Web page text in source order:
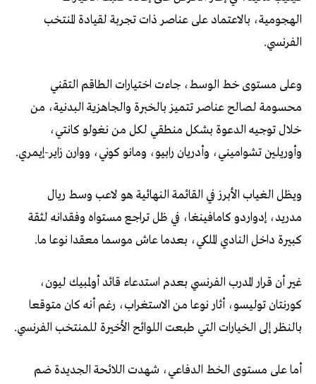
الهجومية، بالاعتماد على عناصر ذات تجربة لقيادة المنتخب
الفرنسي.
وعلى مستوى خط الوسط، جاءت اختيارات الطاقم التقني
محسومة لصالح عناصر تتميز بالخبرة والجاهزية البدنية، من
خلال توجيه الدعوة بشكل منطقي لكل من نغولو كانتي،
وأوريلين تشواميني، وأدريان رابيو، ومانو كوني، ووارن زاير-إيمري.
ويظل الغياب الأبرز في القائمة النهائية هو لاعب وسط ريال
مدريد، إدواردو كامافينغا، في ظل تراجع مستواه وفقدانه لثقة
كبيرة داخل النادي الملكي، بعدما عاش موسما معقدا نوعا ما.
غير أن قرار المدرب الفرنسي بعدم استدعاء قائد أولمبيك ليون،
كورنتان توليسو، أثار نوعا من الاستغراب، رغم أنه كان متوقعا
بالنظر إلى الخيارات التي طبعت اللوائح الأخيرة للمنتخب الفرنسي.
أما على مستوى الخط الدفاعي، شهدت اللائحة الجديدة ضم